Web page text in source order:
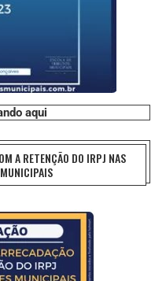
aqui
A RETENÇÃO DO IRPJ NAS